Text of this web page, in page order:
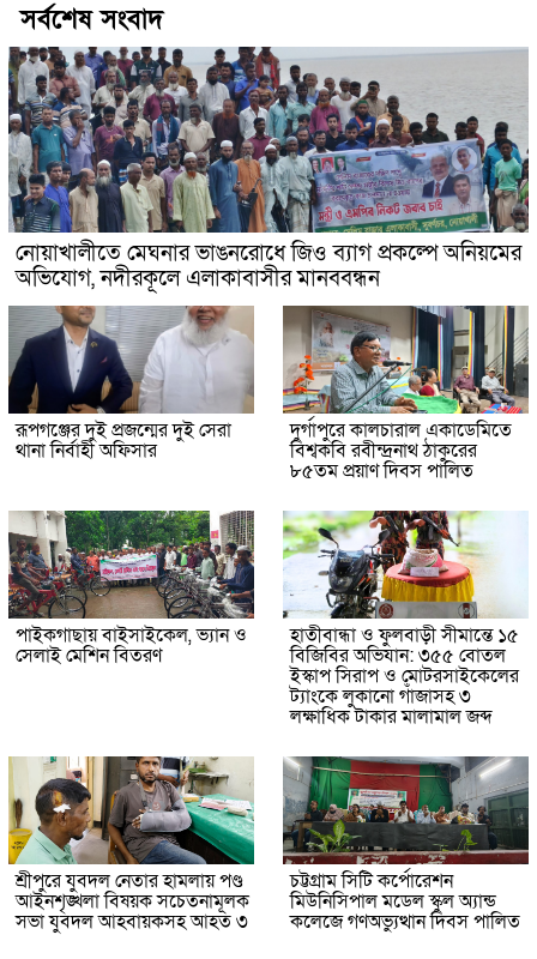
সর্বশেষ সংবাদ
নোয়াখালীতে মেঘনার ভাঙনরোধে জিও ব্যাগ প্রকল্পে অনিয়মের
অভিযোগ, নদীরকূলে এলাকাবাসীর মানববন্ধন
রূপগঞ্জের দুই প্রজন্মের দুই সেরা
থানা নির্বাহী অফিসার
দুর্গাপুরে কালচারাল একাডেমিতে
বিশ্বকবি রবীন্দ্রনাথ ঠাকুরের
৮৫তম প্রয়াণ দিবস পালিত
পাইকগাছায় বাইসাইকেল, ভ্যান ও
সেলাই মেশিন বিতরণ
হাতীবান্ধা ও ফুলবাড়ী সীমান্তে ১৫
বিজিবির অভিযান: ৩৫৫ বোতল
ইস্কাপ সিরাপ ও মোটরসাইকেলের
ট্যাংকে লুকানো গাঁজাসহ ৩
লক্ষাধিক টাকার মালামাল জব্দ
শ্রীপুরে যুবদল নেতার হামলায় পণ্ড
আইনশৃঙ্খলা বিষয়ক সচেতনামূলক
সভা যুবদল আহবায়কসহ আহত ৩
চট্টগ্রাম সিটি কর্পোরেশন
মিউনিসিপাল মডেল স্কুল অ্যান্ড
কলেজে গণঅভ্যুত্থান দিবস পালিত